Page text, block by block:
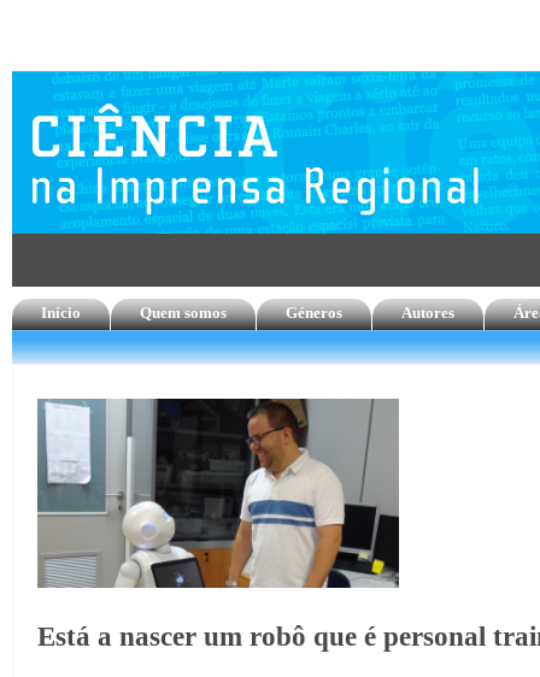
Início Quem somos Géneros Autores
Está a nascer um robô que é personal